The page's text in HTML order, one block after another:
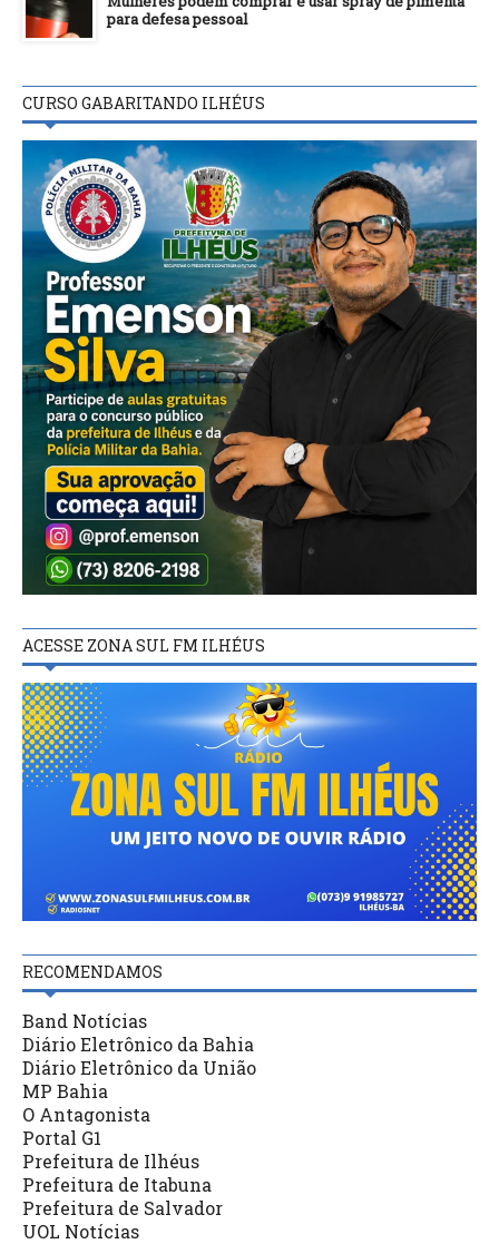
para defesa pessoal
CURSO GABARITANDO ILHÉUS
ACESSE ZONA SUL FM ILHÉUS
RECOMENDAMOS
Band Notícias
Diário Eletrônico da Bahia
Diário Eletrônico da União
MP Bahia
O Antagonista
Portal G1
Prefeitura de Ilhéus
Prefeitura de Itabuna
Prefeitura de Salvador
UOL Notícias